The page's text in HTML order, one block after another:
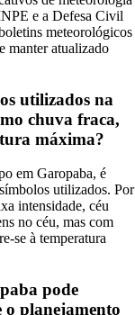
e a Defesa Civil
meteorológicos
manter atualizado
utilizados na
chuva fraca,
máxima?
em Garopaba, é
utilizados. Por
intensidade, céu
no céu, mas com
se à temperatura
pode
o planejamento